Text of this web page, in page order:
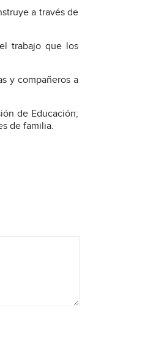
a través de
trabajo que los
y compañeros a
de Educación;
de familia.